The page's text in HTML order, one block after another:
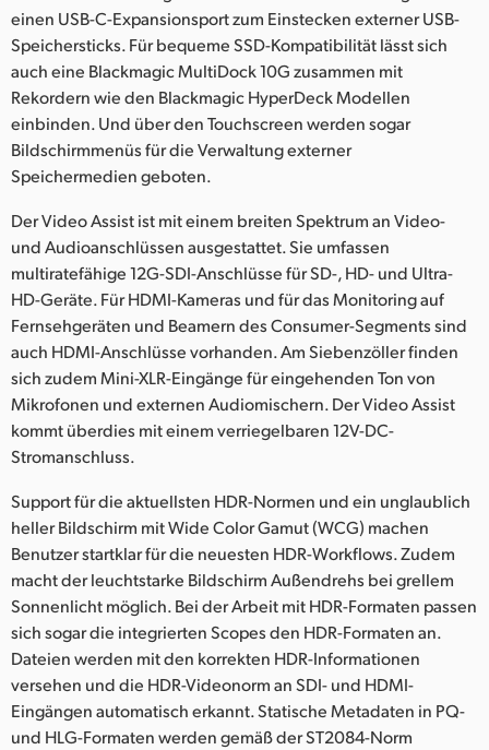
einen USB-C-Expansionsport zum Einstecken externer USB-
Speichersticks. Für bequeme SSD-Kompatibilität lässt sich
auch eine Blackmagic MultiDock 10G zusammen mit
Rekordern wie den Blackmagic HyperDeck Modellen
einbinden. Und über den Touchscreen werden sogar
Bildschirmmenüs für die Verwaltung externer
Speichermedien geboten.
Der Video Assist ist mit einem breiten Spektrum an Video-
und Audioanschlüssen ausgestattet. Sie umfassen
multiratefähige 12G-SDI-Anschlüsse für SD-, HD- und Ultra-
HD-Geräte. Für HDMI-Kameras und für das Monitoring auf
Fernsehgeräten und Beamern des Consumer-Segments sind
auch HDMI-Anschlüsse vorhanden. Am Siebenzöller finden
sich zudem Mini-XLR-Eingänge für eingehenden Ton von
Mikrofonen und externen Audiomischern. Der Video Assist
kommt überdies mit einem verriegelbaren 12V-DC-
Stromanschluss.
Support für die aktuellsten HDR-Normen und ein unglaublich
heller Bildschirm mit Wide Color Gamut (WCG) machen
Benutzer startklar für die neuesten HDR-Workflows. Zudem
macht der leuchtstarke Bildschirm Außendrehs bei grellem
Sonnenlicht möglich. Bei der Arbeit mit HDR-Formaten passen
sich sogar die integrierten Scopes den HDR-Formaten an.
Dateien werden mit den korrekten HDR-Informationen
versehen und die HDR-Videonorm an SDI- und HDMI-
Eingängen automatisch erkannt. Statische Metadaten in PQ-
und HLG-Formaten werden gemäß der ST2084-Norm